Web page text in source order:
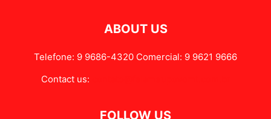
ABOUT US
Telefone: 9 9686-4320 Comercial: 9 9621 9666
Contact us:
FOLLOW US